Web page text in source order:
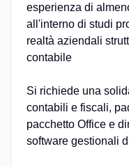
esperienza di
all'interno di studi
realtà aziendali
contabile
Si richiede una
contabili e fiscali,
pacchetto Office e
software gestionali